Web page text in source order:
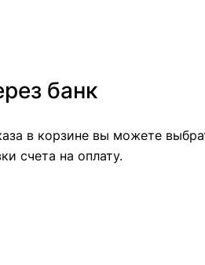
банк
в корзине вы можете
счета на оплату.